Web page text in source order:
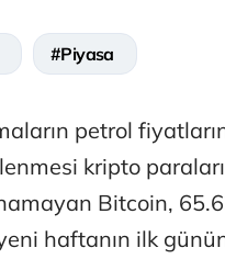
#Piyasa
petrol
kripto
Bitcoin,
haftanın ilk